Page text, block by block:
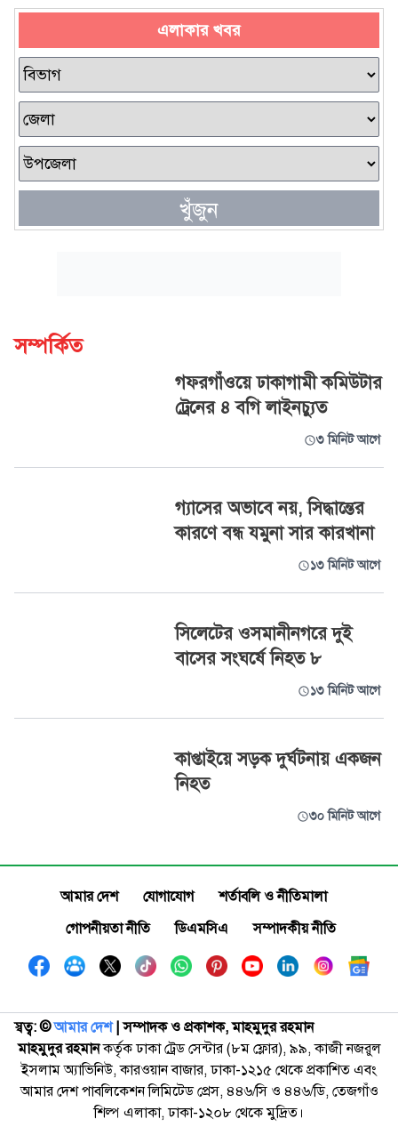
এলাকার খবর
খুঁজুন
সম্পর্কিত
গফরগাঁওয়ে ঢাকাগামী কমিউটার
ট্রেনের ৪ বগি লাইনচ্যুত
৩ মিনিট আগে
গ্যাসের অভাবে নয়, সিদ্ধান্তের
কারণে বন্ধ যমুনা সার কারখানা
১৩ মিনিট আগে
সিলেটের ওসমানীনগরে দুই
বাসের সংঘর্ষে নিহত ৮
১৩ মিনিট আগে
কাপ্তাইয়ে সড়ক দুর্ঘটনায় একজন
নিহত
৩০ মিনিট আগে
আমার দেশ যোগাযোগ
শর্তাবলি ও নীতিমালা
গোপনীয়তা নীতি
ডিএমসিএ সম্পাদকীয় নীতি
স্বত্ব: ©️আমার দেশ| সম্পাদক ও প্রকাশক, মাহমুদুর রহমান
মাহমুদুর রহমানকর্তৃক ঢাকা ট্রেড সেন্টার (৮ম ফ্লোর), ৯৯, কাজী নজরুল
ইসলাম অ্যাভিনিউ, কারওয়ান বাজার, ঢাকা-১২১৫ থেকে প্রকাশিত এবং
আমার দেশ পাবলিকেশন লিমিটেড প্রেস, ৪৪৬/সি ও ৪৪৬/ডি, তেজগাঁও
শিল্প এলাকা, ঢাকা-১২০৮ থেকে মুদ্রিত।